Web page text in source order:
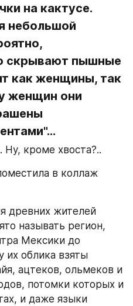
на кактусе.
небольшой
скрывают пышные
как женщины, так
женщин они
Ну, кроме хвоста?..
в коллаж
древних жителей
называть регион,
Мексики до
их облика взяты
ацтеков, ольмеков и
потомки которых и
и даже языки